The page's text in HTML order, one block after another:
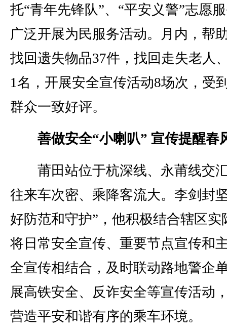
托“青年先锋队”、“平安义警”志愿
广泛开展为民服务活动。月内，帮
找回遗失物品37件，找回走失老人
1名，开展安全宣传活动8场次，受
群众一致好评。
善做安全“小喇叭” 宣传提醒春
莆田站位于杭深线、永莆线交
往来车次密、乘降客流大。李剑封
好防范和守护”，他积极结合辖区实
将日常安全宣传、重要节点宣传和
全宣传相结合，及时联动路地警企
展高铁安全、反诈安全等宣传活动
营造平安和谐有序的乘车环境。